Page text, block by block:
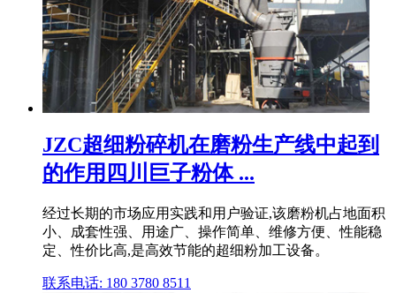
JZC超细粉碎机在磨粉生产线中起到
的作用四川巨子粉体 ...
经过长期的市场应用实践和用户验证,该磨粉机占地面积
小、成套性强、用途广、操作简单、维修方便、性能稳
定、性价比高,是高效节能的超细粉加工设备。
联系电话: 180 3780 8511